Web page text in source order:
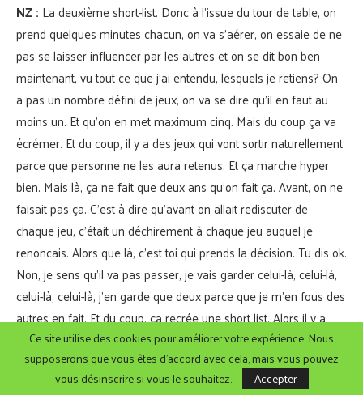
NZ : La deuxième short-list. Donc à l’issue du tour de table, on
prend quelques minutes chacun, on va s’aérer, on essaie de ne
pas se laisser influencer par les autres et on se dit bon ben
maintenant, vu tout ce que j’ai entendu, lesquels je retiens? On
a pas un nombre défini de jeux, on va se dire qu’il en faut au
moins un. Et qu’on en met maximum cinq. Mais du coup ça va
écrémer. Et du coup, il y a des jeux qui vont sortir naturellement
parce que personne ne les aura retenus. Et ça marche hyper
bien. Mais là, ça ne fait que deux ans qu’on fait ça. Avant, on ne
faisait pas ça. C’est à dire qu’avant on allait rediscuter de
chaque jeu, c’était un déchirement à chaque jeu auquel je
renoncais. Alors que là, c’est toi qui prends la décision. Tu dis ok.
Non, je sens qu’il va pas passer, je vais garder celui-là, celui-là,
celui-là, celui-là, j’en garde que deux parce que je m’en fous des
autres en fait. Et du coup, ça recrée une short list. Alors il y a
des fois où il en reste que trois, donc c’est bon, on va les
nommer, mais vraiment il y a des fois il en reste six. Bah du
coup on va en discuter et essayer d’équilibrer. Quand c’est en
Ce site utilise des cookies pour améliorer votre expérience. Nous
supposerons que vous êtes d'accord avec cela, mais vous pouvez
vous désinscrire si vous le souhaitez.
Accepter